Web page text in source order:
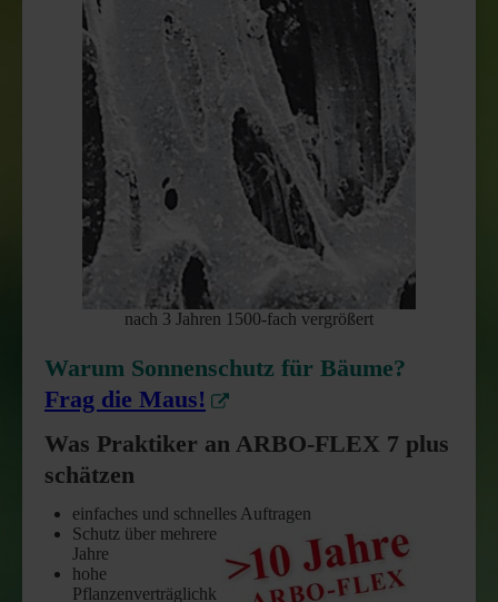
nach 3 Jahren 1500-fach vergrößert
Warum Sonnenschutz für Bäume?
Frag die Maus!
Was Praktiker an ARBO-FLEX 7 plus
schätzen
einfaches und schnelles Auftragen
Schutz über mehrere
Jahre
hohe
Pflanzenverträglichk